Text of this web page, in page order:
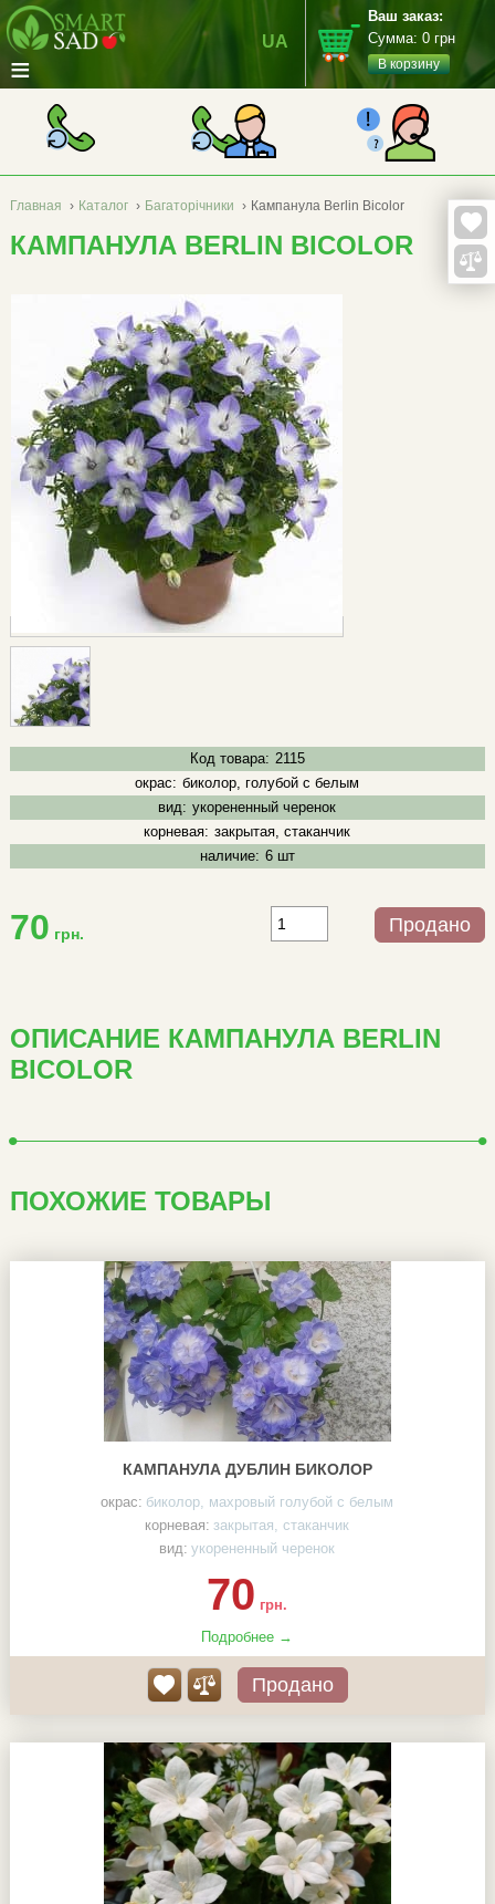
≡
UA
Ваш заказ:
Сумма: 0 грн
В корзину
Главная › Каталог › Багаторічники › Кампанула Berlin Bicolor
КАМПАНУЛА BERLIN BICOLOR
Код товара: 2115
окрас: биколор, голубой с белым
вид: укорененный черенок
корневая: закрытая, стаканчик
наличие: 6 шт
70 грн. Продано
ОПИСАНИЕ КАМПАНУЛА BERLIN
BICOLOR
ПОХОЖИЕ ТОВАРЫ
КАМПАНУЛА ДУБЛИН БИКОЛОР
окрас: биколор, махровый голубой с белым
корневая: закрытая, стаканчик
вид: укорененный черенок
70 грн.
Подробнее →
Продано